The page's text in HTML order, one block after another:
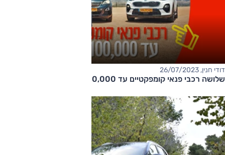
דודי חנין, 26/07/2023
שלושה רכבי פנאי קומפקטיים עד 100,000 שקלים